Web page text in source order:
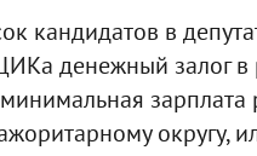
кандидатов в
денежный залог в
округу,